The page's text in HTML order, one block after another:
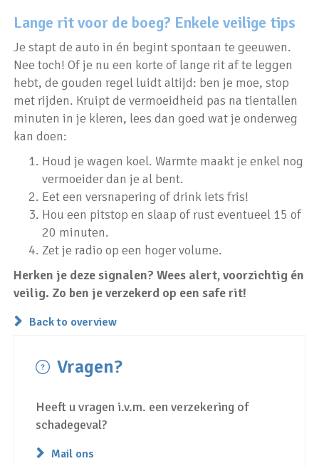
Lange rit voor de boeg? Enkele veilige tips
Je stapt de auto in én begint spontaan te geeuwen.
Nee toch! Of je nu een korte of lange rit af te leggen
hebt, de gouden regel luidt altijd: ben je moe, stop
met rijden. Kruipt de vermoeidheid pas na tientallen
minuten in je kleren, lees dan goed wat je onderweg
kan doen:
Houd je wagen koel. Warmte maakt je enkel nog
vermoeider dan je al bent.
Eet een versnapering of drink iets fris!
Hou een pitstop en slaap of rust eventueel 15 of
20 minuten.
Zet je radio op een hoger volume.
Herken je deze signalen? Wees alert, voorzichtig én
veilig. Zo ben je verzekerd op een safe rit!
Back to overview
Vragen?
Heeft u vragen i.v.m. een verzekering of
schadegeval?
Mail ons